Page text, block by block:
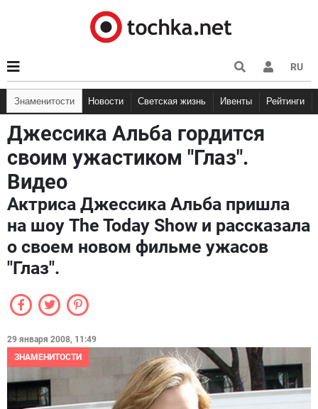
RU
Знаменитости Новости Светская жизнь Ивенты Рейтинги
Джессика Альба гордится
своим ужастиком "Глаз".
Видео
Актриса Джессика Альба пришла
на шоу The Today Show и рассказала
о своем новом фильме ужасов
"Глаз".
29 января 2008, 11:49
ЗНАМЕНИТОСТИ